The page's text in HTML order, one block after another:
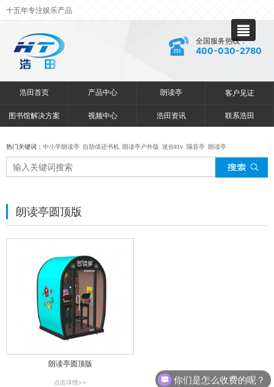
十五年专注娱乐产品
全国服务热线：
400-030-2780
浩田首页 产品中心 朗读亭 客户见证
图书馆解决方案 视频中心 浩田资讯 联系浩田
热门关键词： 中小学朗读亭 自助借还书机 朗读亭户外版 迷你ktv 隔音亭 朗读亭
朗读亭圆顶版
朗读亭圆顶版
点击详情>>
你们是怎么收费的呢？